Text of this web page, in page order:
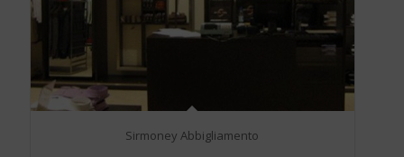
Sirmoney Abbigliamento